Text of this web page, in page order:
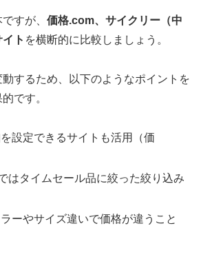
すが、 価格.com、サイクリー（中
ト を横断的に比較しましょう。
するため、以下のようなポイントを
です。
設定できるサイトも活用（価
はタイムセール品に絞った絞り込み
ーやサイズ違いで価格が違うこと